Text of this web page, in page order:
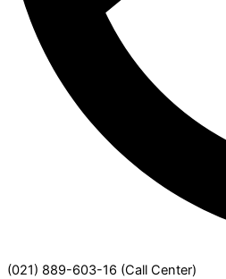
(021) 889-603-16 (Call Center)